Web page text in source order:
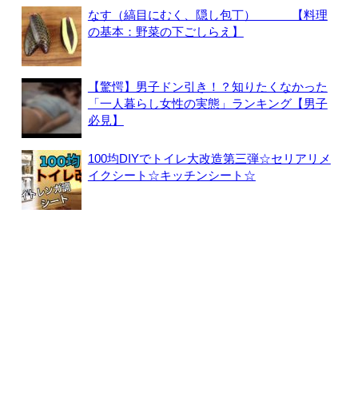
なす（縞目にむく、隠し包丁） 【料理
の基本：野菜の下ごしらえ】
【驚愕】男子ドン引き！？知りたくなかった
「一人暮らし女性の実態」ランキング【男子
必見】
100均DIYでトイレ大改造第三弾☆セリアリメ
イクシート☆キッチンシート☆